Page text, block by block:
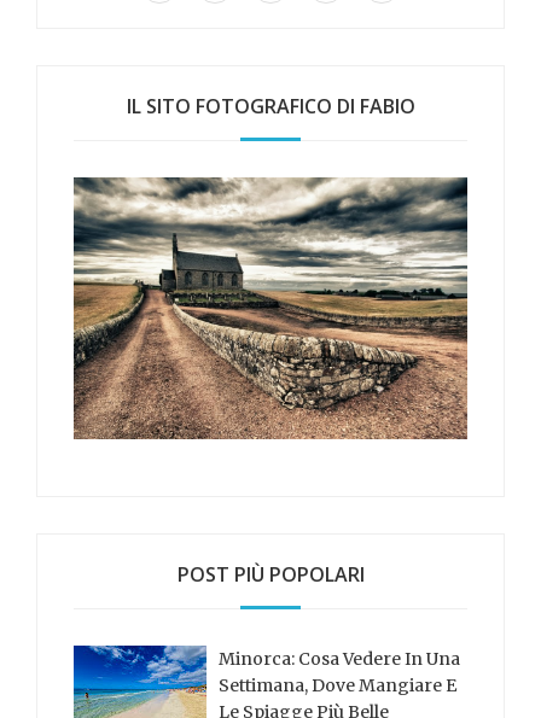
IL SITO FOTOGRAFICO DI FABIO
POST PIÙ POPOLARI
Minorca: Cosa Vedere In Una
Settimana, Dove Mangiare E
Le Spiagge Più Belle